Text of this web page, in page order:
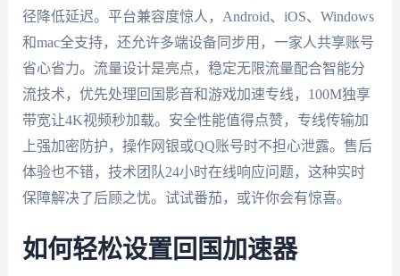
径降低延迟。平台兼容度惊人，Android、iOS、Windows
和mac全支持，还允许多端设备同步用，一家人共享账号
省心省力。流量设计是亮点，稳定无限流量配合智能分
流技术，优先处理回国影音和游戏加速专线，100M独享
带宽让4K视频秒加载。安全性能值得点赞，专线传输加
上强加密防护，操作网银或QQ账号时不担心泄露。售后
体验也不错，技术团队24小时在线响应问题，这种实时
保障解决了后顾之忧。试试番茄，或许你会有惊喜。
如何轻松设置回国加速器